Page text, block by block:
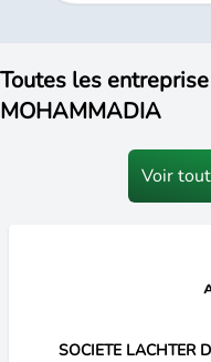
Toutes les
MOHAMMADIA
Voir
SOCIETE LACHTER